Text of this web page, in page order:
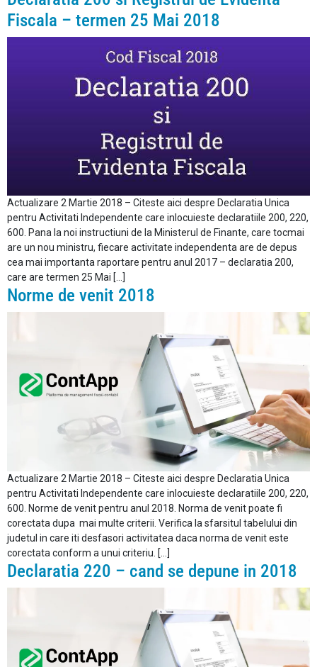
Fiscala – termen 25 Mai 2018
Actualizare 2 Martie 2018 – Citeste aici despre Declaratia Unica
pentru Activitati Independente care inlocuieste declaratiile 200, 220,
600. Pana la noi instructiuni de la Ministerul de Finante, care tocmai
are un nou ministru, fiecare activitate independenta are de depus
cea mai importanta raportare pentru anul 2017 – declaratia 200,
care are termen 25 Mai […]
Norme de venit 2018
Actualizare 2 Martie 2018 – Citeste aici despre Declaratia Unica
pentru Activitati Independente care inlocuieste declaratiile 200, 220,
600. Norme de venit pentru anul 2018. Norma de venit poate fi
corectata dupa mai multe criterii. Verifica la sfarsitul tabelului din
judetul in care iti desfasori activitatea daca norma de venit este
corectata conform a unui criteriu. […]
Declaratia 220 – cand se depune in 2018